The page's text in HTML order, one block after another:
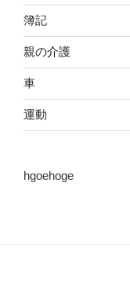
簿記
親の介護
車
運動
hgoehoge